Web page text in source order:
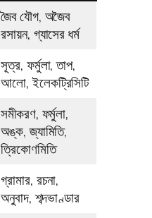
জৈব যৌগ, অজৈব
রসায়ন, গ্যাসের ধর্ম
সূত্র, ফর্মুলা, তাপ,
আলো, ইলেকট্রিসিটি
সমীকরণ, ফর্মুলা,
অঙ্ক, জ্যামিতি,
ত্রিকোণমিতি
গ্রামার, রচনা,
অনুবাদ, শব্দভাণ্ডার